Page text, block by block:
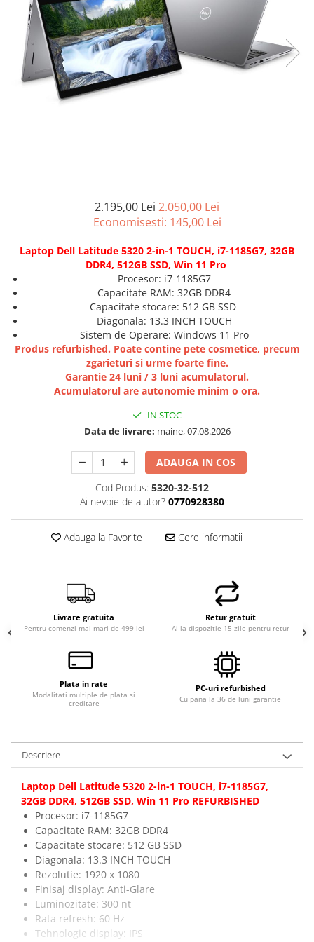
Genti Laptop
Incarcatoare laptop
Incarcatoare laptop refurbished
Standuri și Coolere Laptop
Alte accesorii
Card reader
Coolere
Surse PC
Carcase
Placi de baza
Ventilatoare carcasa
Calculatoare All-in-One NOI
All-in-One REFURBISHED
Componente All-in-One
2.195,00 Lei2.050,00 Lei
Economisesti: 145,00 Lei
Laptop Dell Latitude 5320 2-in-1 TOUCH, i7-1185G7, 32GB
DDR4, 512GB SSD, Win 11 Pro
Procesor: i7-1185G7
Capacitate RAM: 32GB DDR4
Capacitate stocare: 512 GB SSD
Diagonala: 13.3 INCH TOUCH
Sistem de Operare: Windows 11 Pro
Produs refurbished. Poate contine pete cosmetice, precum
zgarieturi si urme foarte fine.
Garantie 24 luni / 3 luni acumulatorul.
Acumulatorul are autonomie minim o ora.
IN STOC
Data de livrare: maine, 07.08.2026
ADAUGA IN COS
Cod Produs: 5320-32-512
Ai nevoie de ajutor? 0770928380
Adauga la Favorite Cere informatii
Livrare gratuita
Pentru comenzi mai mari de 499 lei
Retur gratuit
Ai la dispozitie 15 zile pentru retur
Plata in rate
Modalitati multiple de plata si
creditare
PC-uri refurbished
Cu pana la 36 de luni garantie
Descriere
Laptop Dell Latitude 5320 2-in-1 TOUCH, i7-1185G7,
32GB DDR4, 512GB SSD, Win 11 Pro REFURBISHED
Procesor: i7-1185G7
Capacitate RAM: 32GB DDR4
Capacitate stocare: 512 GB SSD
Diagonala: 13.3 INCH TOUCH
Rezolutie: 1920 x 1080
Finisaj display: Anti-Glare
Luminozitate: 300 nt
Rata refresh: 60 Hz
Tehnologie display: IPS